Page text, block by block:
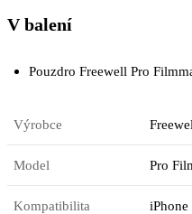
V balení
Pouzdro Freewell Pro
Výrobce
Model Pro
Kompatibilita iPhone